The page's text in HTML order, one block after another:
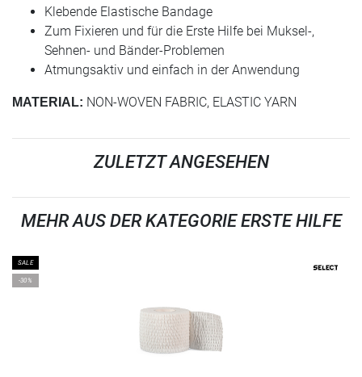
Klebende Elastische Bandage
Zum Fixieren und für die Erste Hilfe bei Muksel-,
Sehnen- und Bänder-Problemen
Atmungsaktiv und einfach in der Anwendung
MATERIAL: NON-WOVEN FABRIC, ELASTIC YARN
ZULETZT ANGESEHEN
MEHR AUS DER KATEGORIE ERSTE HILFE
SALE
-30%